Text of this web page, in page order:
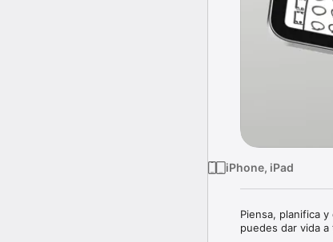
iPhone, iPad
Piensa, planifica
puedes dar vida a